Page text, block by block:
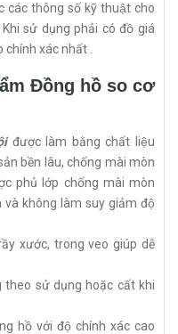
các thông số kỹ thuật cho
sử dụng phải có đồ giá
xác nhất .
Đồng hồ so cơ
được làm bằng chất liệu
bền lâu, chống mài mòn
phủ lớp chống mài mòn
không làm suy giảm độ
xước, trong veo giúp dễ
theo sử dụng hoặc cất khi
hồ với độ chính xác cao